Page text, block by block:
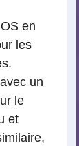
en
les
un
le
et